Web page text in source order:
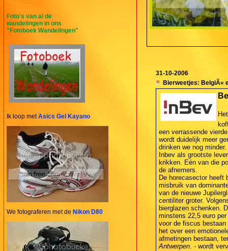
Foto's van al de
wandelingen in ons
"Fotoboek Wandelingen"
Ik loop metAsics Gel Kayano
We fotograferen met de Nikon D80
31-10-2006
Bierweetjes: BelgiÃ«
een verrassende
wordt duidelijk meer
drinken we nog
Inbev als grootste
krikken. Eén van die
de afnemers.
De horecasector heeft
misbruik van
van de nieuwe
centiliter groter.
bierglazen schenken.
minstens 22,5 euro
voor de fiscus
het over een
afmetingen bestaan,
Antwerpen. - wordt